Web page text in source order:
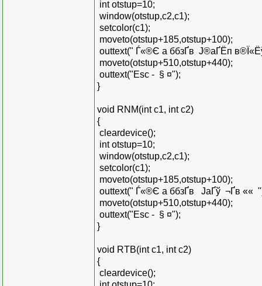
int otstup=10;
window(otstup,c2,c1);
setcolor(c1);
moveto(otstup+185,otstup+100);
outtext(" Ѓ«®Є а ббзҐв Ј®аҐ­Ёп
moveto(otstup+510,otstup+440);
outtext("Esc - ­ § ¤");
}
void RNM(int c1, int c2)
{
cleardevice();
int otstup=10;
window(otstup,c2,c1);
setcolor(c1);
moveto(otstup+185,otstup+100);
outtext(" Ѓ«®Є а ббзҐв ­ ЈаҐў ¬Ґв ««
moveto(otstup+510,otstup+440);
outtext("Esc - ­ § ¤");
}
void RTB(int c1, int c2)
{
cleardevice();